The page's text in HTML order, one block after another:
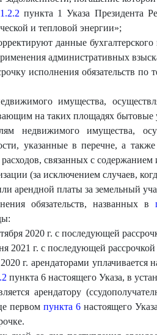
пункта 1 Указа Президента
и тепловой энергии»;
данные
административных
исполнения обязательств
имущества,
на таких площадях
недвижимого имущества,
указанные в перечне, а
связанных с содержанием
(за исключением случаев,
арендной платы за земельный
обязательств, названных в
2020 г. с последующей
2021 г. с последующей
г. арендаторами
пункта 6 настоящего Указа, в
арендатору
первом пункта 6настоящего